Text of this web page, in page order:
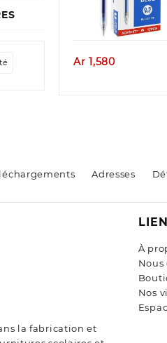
Aperçu
Ar 1,580
Adresses
la fabrication et
À
Nos